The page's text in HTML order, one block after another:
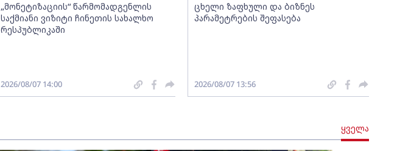
„მონეტიზაციის“ წარმომადგენლის
საქმიანი ვიზიტი ჩინეთის სახალხო
რესპუბლიკაში
2026/08/07 14:00
ცხელი ზაფხული და ბიზნეს
პარამეტრების შეფასება
2026/08/07 13:56
ყველა